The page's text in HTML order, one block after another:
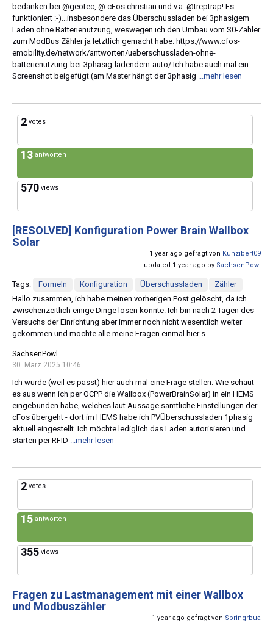
bedanken bei @geotec, @ cFos christian und v.a. @treptrap! Es
funktioniert :-)...insbesondere das Überschussladen bei 3phasigem
Laden ohne Batterienutzung, weswegen ich den Umbau vom S0-Zähler
zum ModBus Zähler ja letztlich gemacht habe. https://www.cfos-
emobility.de/network/antworten/ueberschussladen-ohne-
batterienutzung-bei-3phasig-ladendem-auto/ Ich habe auch mal ein
Screenshot beigefügt (am Master hängt der 3phasig
...mehr lesen
2 votes
13 antworten
570 views
[RESOLVED] Konfiguration Power Brain Wallbox
Solar
1 year ago gefragt von Kunzibert09
updated 1 year ago by SachsenPowl
Tags: Formeln Konfiguration Überschussladen
Zähler
Hallo zusammen, ich habe meinen vorherigen Post gelöscht, da ich
zwischenzeitlich einige Dinge lösen konnte. Ich bin nach 2 Tagen des
Versuchs der Einrichtung aber immer noch nicht wesentlich weiter
gekommen und möchte alle meine Fragen einmal hier s...
SachsenPowl
30. März 2025 10:46
Ich würde (weil es passt) hier auch mal eine Frage stellen. Wie schaut
es aus wenn ich per OCPP die Wallbox (PowerBrainSolar) in ein HEMS
eingebunden habe, welches laut Aussage sämtliche Einstellungen der
cFos übergeht - dort im HEMS habe ich PVÜberschussladen 1phasig
aktuell eingestellt. Ich möchte lediglich das Laden autorisieren und
starten per RFID ...mehr lesen
2 votes
15 antworten
355 views
Fragen zu Lastmanagement mit einer Wallbox
und Modbuszähler
1 year ago gefragt von Springrbua